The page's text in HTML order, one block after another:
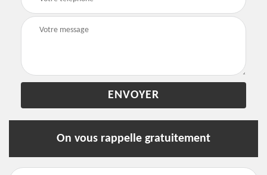
On vous rappelle gratuitement